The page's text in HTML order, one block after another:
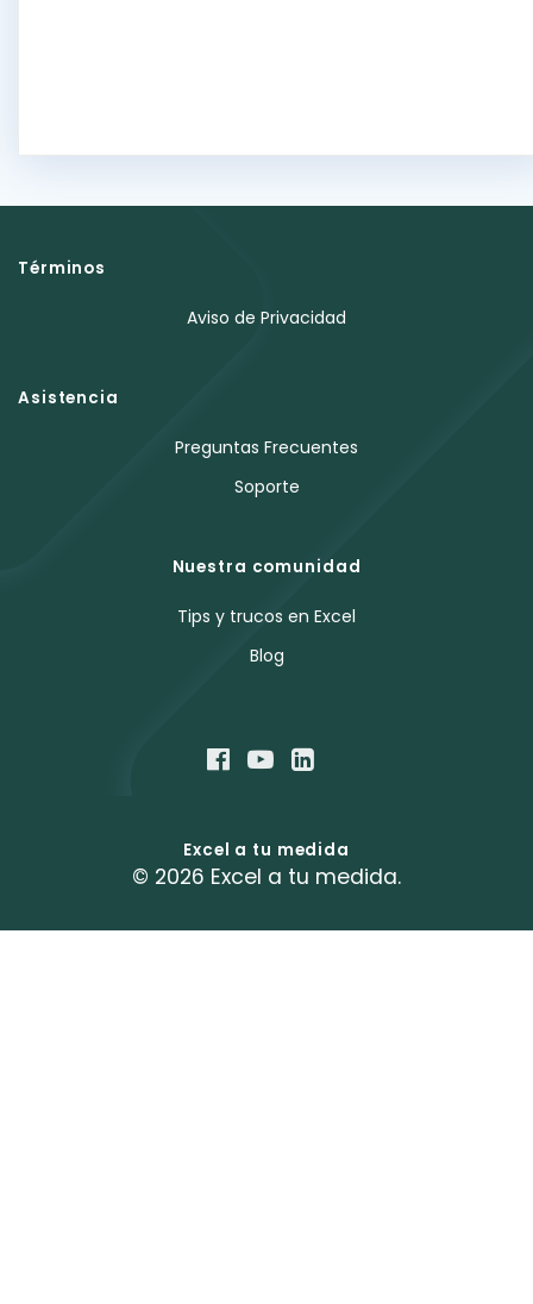
Términos
Aviso de Privacidad
Asistencia
Preguntas Frecuentes
Soporte
Nuestra comunidad
Tips y trucos en Excel
Blog
Excel a tu medida
© 2026 Excel a tu medida.